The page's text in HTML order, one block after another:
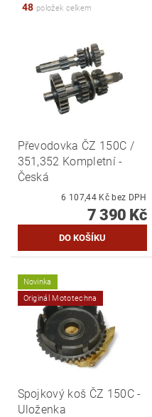
48 položek celkem
Převodovka ČZ 150C /
351,352 Kompletní -
Česká
6 107,44 Kč bez DPH
7 390 Kč
Novinka
Originál Mototechna
Spojkový koš ČZ 150C -
Uloženka